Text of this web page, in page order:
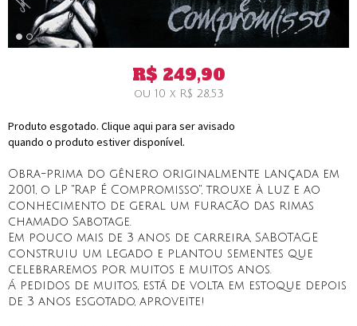
R$ 249,90
ou 10 x R$ 28,53
Produto esgotado. Clique aqui para ser avisado
quando o produto estiver disponível.
Obra-prima do gênero originalmente lançada em
2001, o LP "Rap É Compromisso", trouxe à luz e ao
conhecimento de geral um furacão das rimas
chamado Sabotage.
Em pouco mais de 3 anos de carreira, SABOTAGE
construiu um legado e plantou sementes que
celebraremos por muitos e muitos anos.
Á pedidos de muitos, está de volta em estoque depois
de 3 anos esgotado, aproveite!